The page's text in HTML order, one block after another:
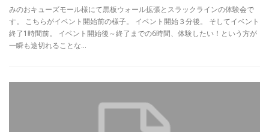
みのおキューズモール様にて黒板ウォール拡張とスラックラインの体験会で
す。 こちらがイベント開始前の様子。 イベント開始３分後。 そしてイベント
終了1時間前。 イベント開始後～終了までの6時間、体験したい！という方が
一瞬も途切れることな…